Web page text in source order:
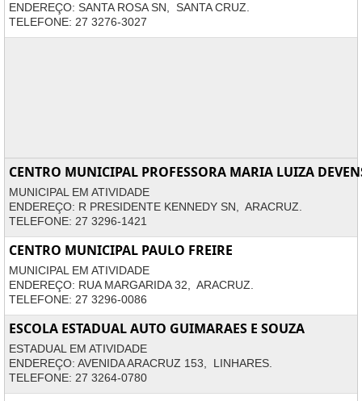
ENDEREÇO: SANTA ROSA SN, SANTA CRUZ.
TELEFONE: 27 3276-3027
CENTRO MUNICIPAL PROFESSORA MARIA LUIZA
MUNICIPAL EM ATIVIDADE
ENDEREÇO: R PRESIDENTE KENNEDY SN, ARACRUZ.
TELEFONE: 27 3296-1421
CENTRO MUNICIPAL PAULO FREIRE
MUNICIPAL EM ATIVIDADE
ENDEREÇO: RUA MARGARIDA 32, ARACRUZ.
TELEFONE: 27 3296-0086
ESCOLA ESTADUAL AUTO GUIMARAES E SOUZA
ESTADUAL EM ATIVIDADE
ENDEREÇO: AVENIDA ARACRUZ 153, LINHARES.
TELEFONE: 27 3264-0780